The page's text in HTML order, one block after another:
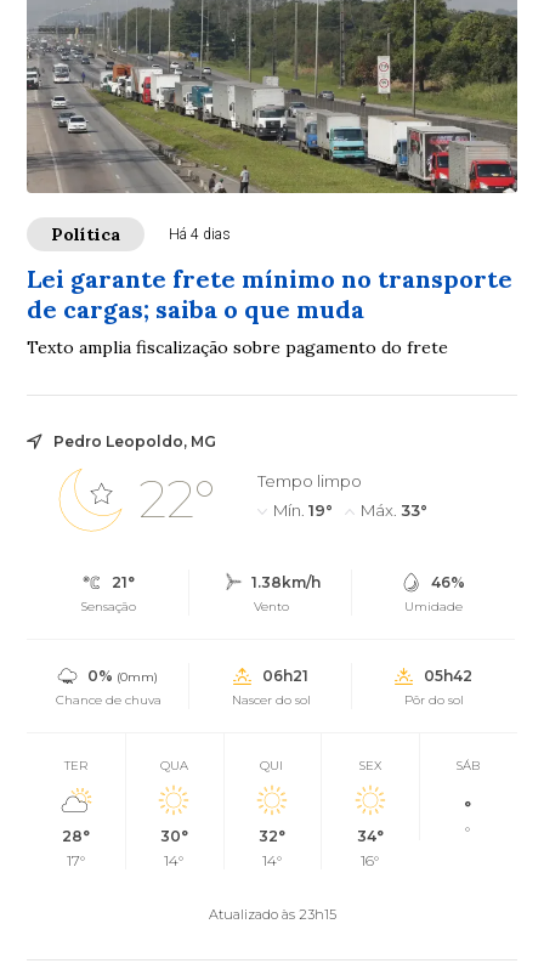
Política Há 4 dias
Lei garante frete mínimo no transporte
de cargas; saiba o que muda
Texto amplia fiscalização sobre pagamento do frete
Pedro Leopoldo, MG
22°
Tempo limpo
Mín. 19° Máx. 33°
21°
Sensação
1.38km/h
Vento
46%
Umidade
0% (0mm)
Chance de chuva
06h21
Nascer do sol
05h42
Pôr do sol
TER
28°
17°
QUA
30°
14°
QUI
32°
14°
SEX
34°
16°
SÁB
°
°
Atualizado às 23h15